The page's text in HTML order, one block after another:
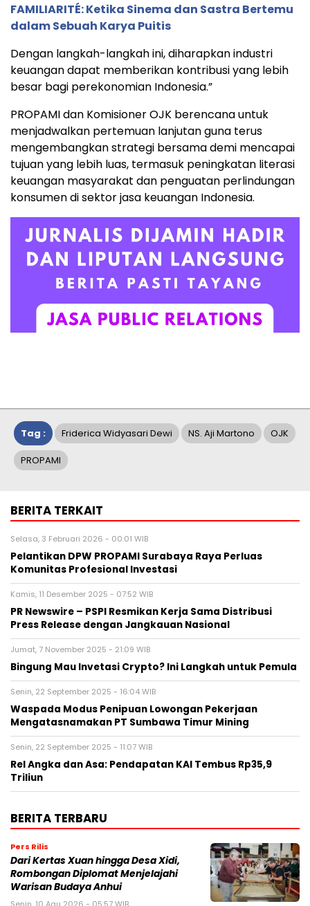
FAMILIARITÉ: Ketika Sinema dan Sastra Bertemu
dalam Sebuah Karya Puitis
Dengan langkah-langkah ini, diharapkan industri
keuangan dapat memberikan kontribusi yang lebih
besar bagi perekonomian Indonesia.”
PROPAMI dan Komisioner OJK berencana untuk
menjadwalkan pertemuan lanjutan guna terus
mengembangkan strategi bersama demi mencapai
tujuan yang lebih luas, termasuk peningkatan literasi
keuangan masyarakat dan penguatan perlindungan
konsumen di sektor jasa keuangan Indonesia.
Tag : Friderica Widyasari Dewi NS. Aji Martono OJK
PROPAMI
BERITA TERKAIT
Selasa, 3 Februari 2026 - 00:01 WIB
Pelantikan DPW PROPAMI Surabaya Raya Perluas
Komunitas Profesional Investasi
Kamis, 11 Desember 2025 - 07:52 WIB
PR Newswire – PSPI Resmikan Kerja Sama Distribusi
Press Release dengan Jangkauan Nasional
Jumat, 7 November 2025 - 21:09 WIB
Bingung Mau Invetasi Crypto? Ini Langkah untuk Pemula
Senin, 22 September 2025 - 16:04 WIB
Waspada Modus Penipuan Lowongan Pekerjaan
Mengatasnamakan PT Sumbawa Timur Mining
Senin, 22 September 2025 - 11:07 WIB
Rel Angka dan Asa: Pendapatan KAI Tembus Rp35,9
Triliun
BERITA TERBARU
Pers Rilis
Dari Kertas Xuan hingga Desa Xidi,
Rombongan Diplomat Menjelajahi
Warisan Budaya Anhui
Senin, 10 Agu 2026 - 05:57 WIB